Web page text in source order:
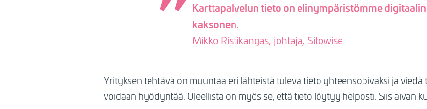
Karttapalvelun tieto on elinympäristömme
kaksonen.
Mikko Ristikangas, johtaja, Sitowise
Yrityksen tehtävä on muuntaa eri lähteistä tuleva tieto yhteensopivaksi ja viedä
voidaan hyödyntää. Oleellista on myös se, että tieto löytyy helposti. Siis aivan